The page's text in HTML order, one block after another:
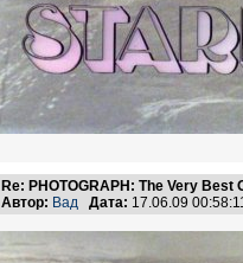
Re: PHOTOGRAPH: The Very Best
Автор: Вад Дата: 17.06.09